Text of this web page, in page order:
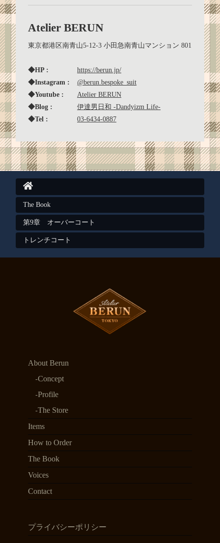
Atelier BERUN
東京都港区南青山5-12-3 小田急南青山マンション 801
◆HP :
https://berun.jp/
◆Instagram :
@berun.bespoke_suit
◆Youtube :
Atelier BERUN
◆Blog :
伊達男日和 -Dandyizm Life-
◆Tel :
03-6434-0887
The Book
第9章 オーバーコート
トレンチコート
About Berun
Concept
Profile
The Store
Items
How to Order
The Book
Voices
Contact
プライバシーポリシー